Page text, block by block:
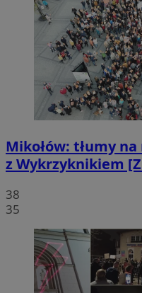
Mikołów: tłumy
z Wykrzyknikiem
38
35